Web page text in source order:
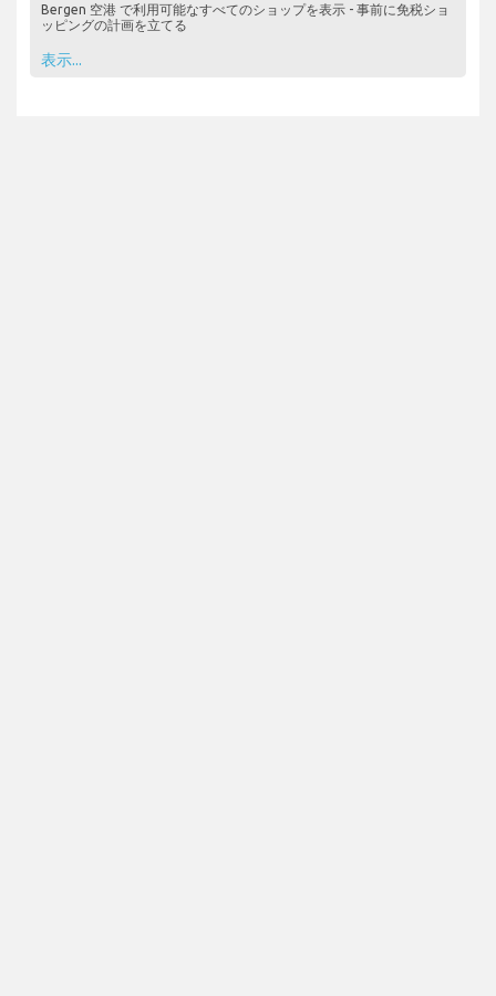
Bergen 空港 で利用可能なすべてのショップを表示 - 事前に免税ショ
ッピングの計画を立てる
表示...